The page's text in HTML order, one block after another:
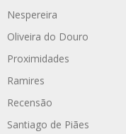
Nespereira
Oliveira do Douro
Proximidades
Ramires
Recensão
Santiago de Piães